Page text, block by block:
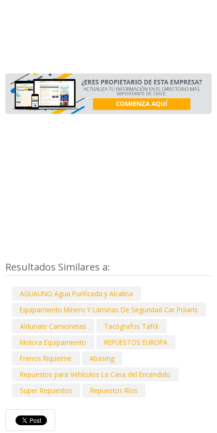
Resultados Similares a:
AGUAUNO Agua Purificada y Alcalina
Equipamiento Minero Y Láminas De Seguridad Car Polaris
Aldunate Camionetas
Tacógrafos Tafck
Motora Equipamiento
REPUESTOS EUROPA
Frenos Riquelme
Abasing
Repuestos para Vehículos La Casa del Encendido
Super Repuestos
Repuestos Ríos